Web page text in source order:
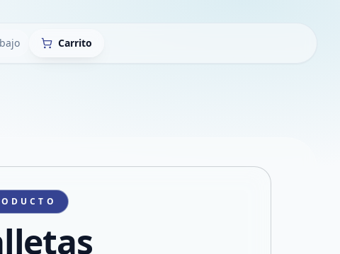
Carrito